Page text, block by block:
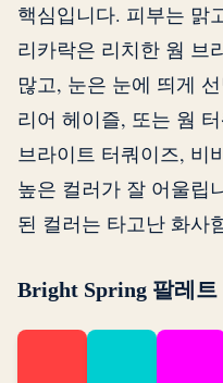
핵심입니다. 피부는 맑
리카락은 리치한 웜 브
많고, 눈은 눈에 띄게
리어 헤이즐, 또는 웜
브라이트 터쿼이즈, 비
높은 컬러가 잘 어울립
된 컬러는 타고난 화사
Bright Spring 팔레트